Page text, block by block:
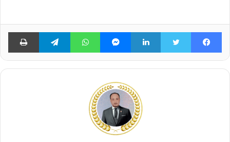
فيسبوك لينكدإن ماسنجر واتساب تيلقرام